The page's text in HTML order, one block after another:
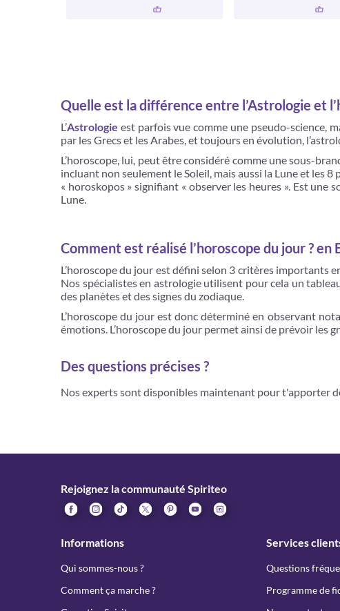
Quelle est la différence entre l’Astrologie et
L’Astrologie est parfois vue comme une pseudo-science,
par les Grecs et les Arabes, et toujours en évolution,
L’horoscope, lui, peut être considéré comme une sous-
incluant non seulement le Soleil, mais aussi la Lune et les 8
« horoskopos » signifiant « observer les heures ». Est
Lune.
Comment est réalisé l’horoscope du jour ? en
L’horoscope du jour est défini selon 3 critères importants
Nos spécialistes en astrologie utilisent pour cela un
des planètes et des signes du zodiaque.
L’horoscope du jour est donc déterminé en observant
émotions. L’horoscope du jour permet ainsi de prévoir les
Des questions précises ?
Nos experts sont disponibles maintenant pour t'apporter
Rejoignez la communauté Spiriteo
Informations
Qui sommes-nous ?
Comment ça marche ?
Services
Questions
Programme de